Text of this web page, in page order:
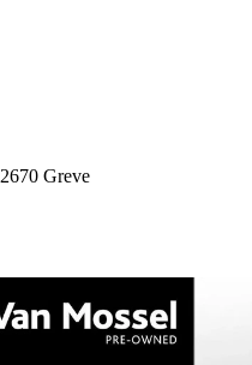
2670 Greve